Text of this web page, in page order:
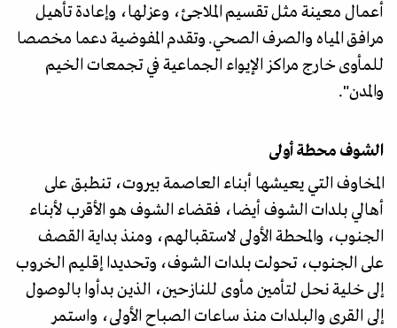
أعمال معينة مثل تقسيم الملاجئ، وعزلها، وإعادة تأهيل
مرافق المياه والصرف الصحي. وتقدم المفوضية دعما مخصصا
للمأوى خارج مراكز الإيواء الجماعية في تجمعات الخيم
والمدن".
الشوف محطة أولى
المخاوف التي يعيشها أبناء العاصمة بيروت، تنطبق على
أهالي بلدات الشوف أيضا، فقضاء الشوف هو الأقرب لأبناء
الجنوب، والمحطة الأولى لاستقبالهم، ومنذ بداية القصف
على الجنوب، تحولت بلدات الشوف، وتحديدا إقليم الخروب
إلى خلية نحل لتأمين مأوى للنازحين، الذين بدأوا بالوصول
إلى القرى والبلدات منذ ساعات الصباح الأولى، واستمر